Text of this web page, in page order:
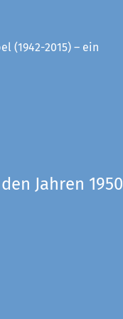
(1942-2015) – ein
Jahren 1950